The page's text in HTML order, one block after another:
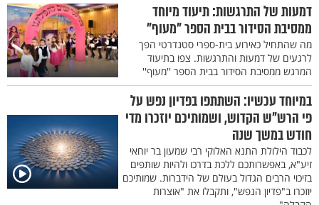
דמעות של התרגשות: תיעוד מיוחד
ממסיבת הסידור בבית הספר "מעוף"
מה שהתחיל כאירוע בית-ספרי סטנדרטי הפך
לרגעים של דמעות והתרגשות. צפו בתיעוד
המרגש ממסיבת הסידור בבית הספר ''מעוף''
במיוחד עכשיו: השתתפו בפדיון נפש על
פי הרש"ש הקדוש, ושמותיכם יוזכרו מדי
חודש במשך שנה
לכבוד הילולת התנא האלוקי רבי שמעון בר יוחאי
זיע"א, באפשרותכם ללכת בדרכו ולהיות שותפים
בזיכוי הרבים הגדול בעולם של הידברות. שמותיכם
יוזכרו ב"פדיון הנפש", ותקבלו את "אוצרות